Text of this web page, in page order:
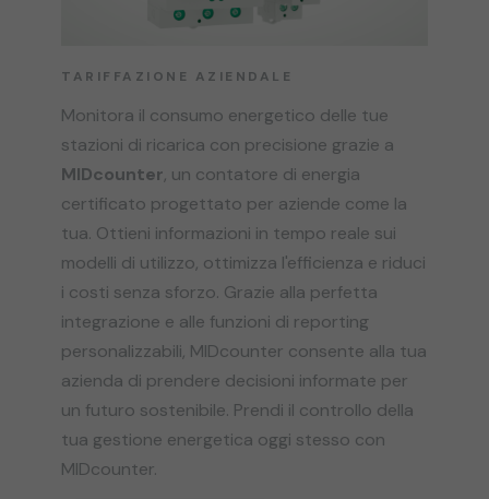
TARIFFAZIONE AZIENDALE
Monitora il consumo energetico delle tue
stazioni di ricarica con precisione grazie a
MIDcounter, un contatore di energia
certificato progettato per aziende come la
tua. Ottieni informazioni in tempo reale sui
modelli di utilizzo, ottimizza l'efficienza e riduci
i costi senza sforzo. Grazie alla perfetta
integrazione e alle funzioni di reporting
personalizzabili, MIDcounter consente alla tua
azienda di prendere decisioni informate per
un futuro sostenibile. Prendi il controllo della
tua gestione energetica oggi stesso con
MIDcounter.